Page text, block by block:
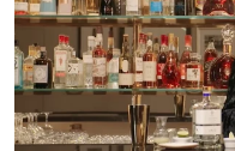
SPORT
SHENDETI
JETA